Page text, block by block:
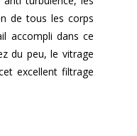
de tous les corps
accompli dans ce
du peu, le vitrage
excellent filtrage